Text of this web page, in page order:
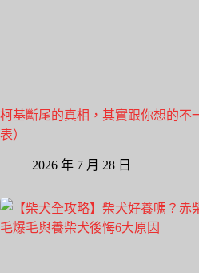
柯基斷尾的真相，其實跟你想的不
表）
2026 年 7 月 28 日